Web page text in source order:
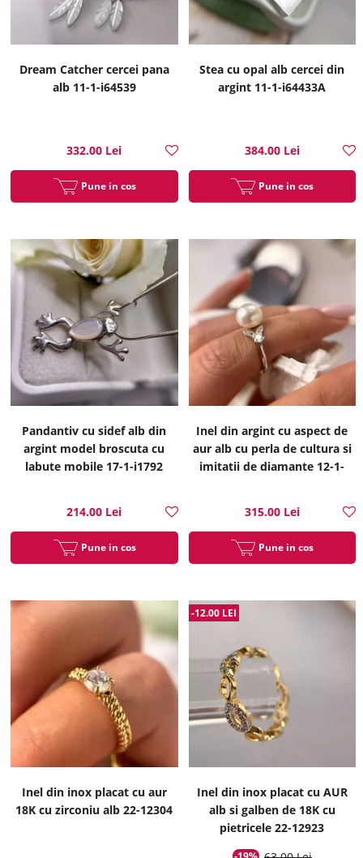
Dream Catcher cercei pana
alb 11-1-i64539
332.00 Lei
Pune in cos
Stea cu opal alb cercei din
argint 11-1-i64433A
384.00 Lei
Pune in cos
Pandantiv cu sidef alb din
argint model broscuta cu
labute mobile 17-1-i1792
214.00 Lei
Pune in cos
Inel din argint cu aspect de
aur alb cu perla de cultura si
imitatii de diamante 12-1-
315.00 Lei
Pune in cos
Inel din inox placat cu aur
18K cu zirconiu alb 22-12304
Inel din inox placat cu AUR
alb si galben de 18K cu
pietricele 22-12923
-12.00 LEI